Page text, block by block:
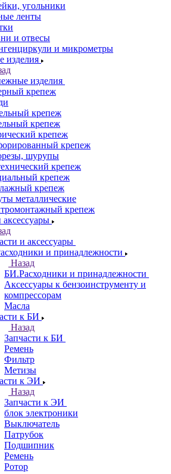
угольники
ленты
и отвесы
и микрометры
изделия
изделия
крепеж
крепеж
крепеж
крепеж
крепеж
шурупы
крепеж
крепеж
крепеж
металлические
крепеж
аксессуары
и аксессуары
и принадлежности
Назад
БИ.Расходники и принадлежности
Аксессуары к бензоинструменту и
компрессорам
Масла
к БИ
Назад
Запчасти к БИ
Ремень
Фильтр
Метизы
к ЭИ
Назад
Запчасти к ЭИ
блок электроники
Выключатель
Патрубок
Подшипник
Ремень
Ротор